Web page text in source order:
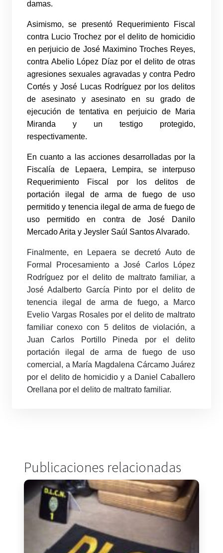
damas.
Asimismo, se presentó Requerimiento Fiscal
contra Lucio Trochez por el delito de homicidio
en perjuicio de José Maximino Troches Reyes,
contra Abelio López Díaz por el delito de otras
agresiones sexuales agravadas y contra Pedro
Cortés y José Lucas Rodríguez por los delitos
de asesinato y asesinato en su grado de
ejecución de tentativa en perjuicio de Maria
Miranda y un testigo protegido,
respectivamente.
En cuanto a las acciones desarrolladas por la
Fiscalía de Lepaera, Lempira, se interpuso
Requerimiento Fiscal por los delitos de
portación ilegal de arma de fuego de uso
permitido y tenencia ilegal de arma de fuego de
uso permitido en contra de José Danilo
Mercado Arita y Jeysler Saúl Santos Alvarado.
Finalmente, en Lepaera se decretó Auto de
Formal Procesamiento a José Carlos López
Rodríguez por el delito de maltrato familiar, a
José Adalberto García Pinto por el delito de
tenencia ilegal de arma de fuego, a Marco
Evelio Vargas Rosales por el delito de maltrato
familiar conexo con 5 delitos de violación, a
Juan Carlos Portillo Pineda por el delito
portación ilegal de arma de fuego de uso
comercial, a María Magdalena Cárcamo Juárez
por el delito de homicidio y a Daniel Caballero
Orellana por el delito de maltrato familiar.
Publicaciones relacionadas